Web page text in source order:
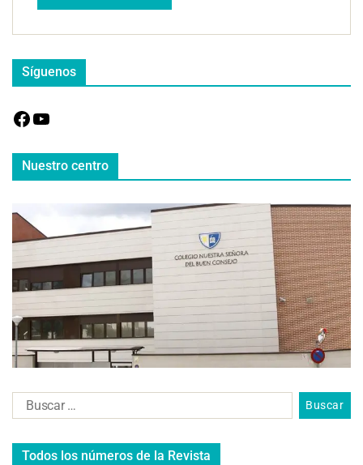
Síguenos
Nuestro centro
Todos los números de la Revista